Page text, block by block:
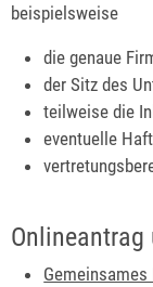
beispielsweise
die genaue
der Sitz des
teilweise die
eventuelle
Onlineantrag